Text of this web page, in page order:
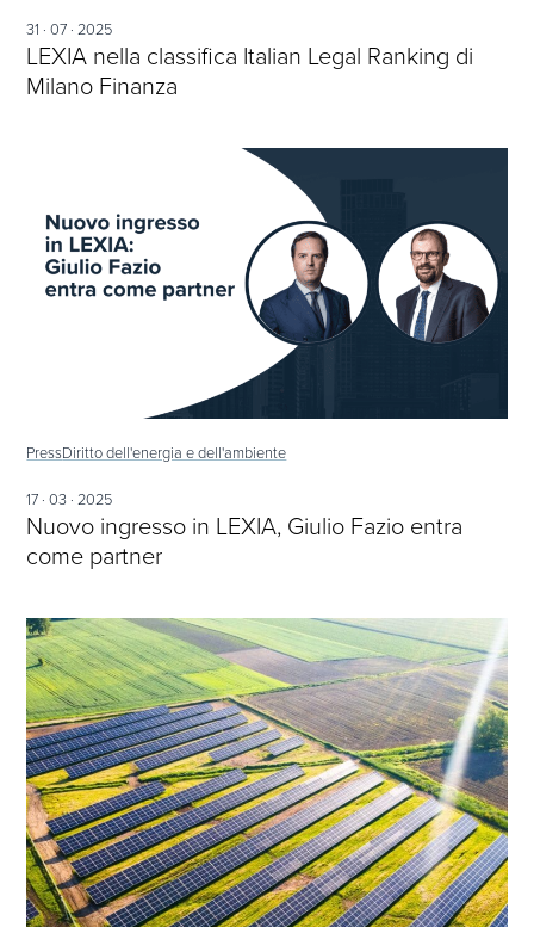
31 · 07 · 2025
LEXIA nella classifica Italian Legal Ranking di
Milano Finanza
PressDiritto dell'energia e dell'ambiente
17 · 03 · 2025
Nuovo ingresso in LEXIA, Giulio Fazio entra
come partner